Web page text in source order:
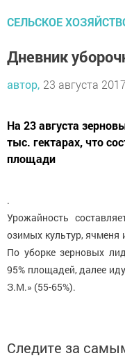
СЕЛЬСКОЕ
Дневник
автор, 23 августа
На 23 августа
тыс. гектарах, что
площади
.
Урожайность
озимых культур, ячменя
По уборке зерновых
95% площадей, далее
З.М.» (55-65%).
Следите за